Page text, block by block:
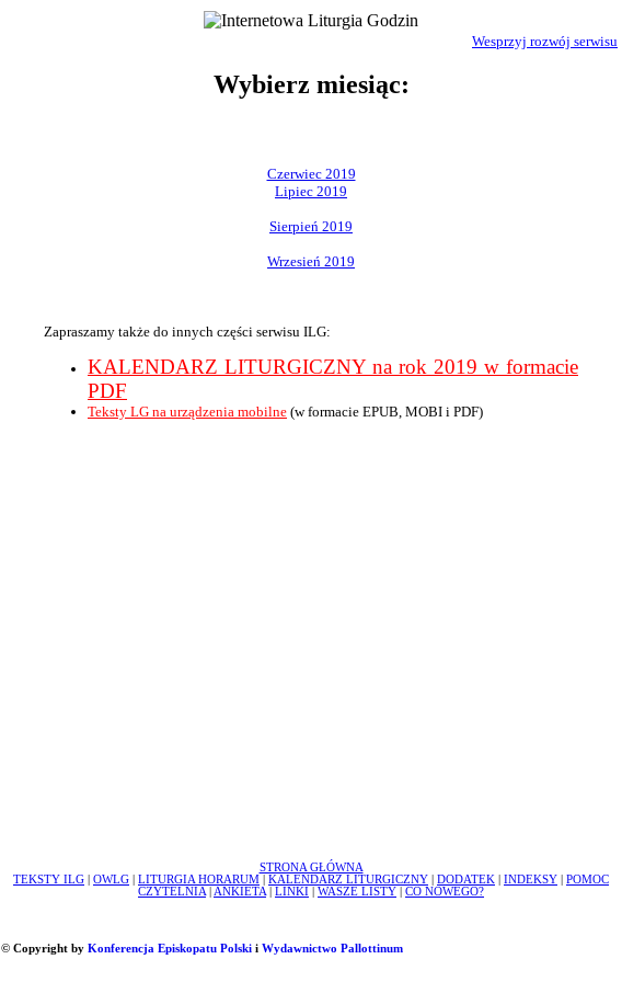
Wesprzyj rozwój serwisu
Wybierz miesiąc:
Czerwiec 2019
Lipiec 2019
Sierpień 2019
Wrzesień 2019
Zapraszamy także do innych części serwisu ILG:
KALENDARZ LITURGICZNY na rok 2019 w formacie
PDF
Teksty LG na urządzenia mobilne (w formacie EPUB, MOBI i PDF)
STRONA GŁÓWNA
TEKSTY ILG
OWLG LITURGIA HORARUM KALENDARZ LITURGICZNY DODATEK INDEKSY
POMOC
CZYTELNIA
ANKIETA LINKI WASZE LISTY CO NOWEGO?
© Copyright by Konferencja Episkopatu Polskii Wydawnictwo Pallottinum